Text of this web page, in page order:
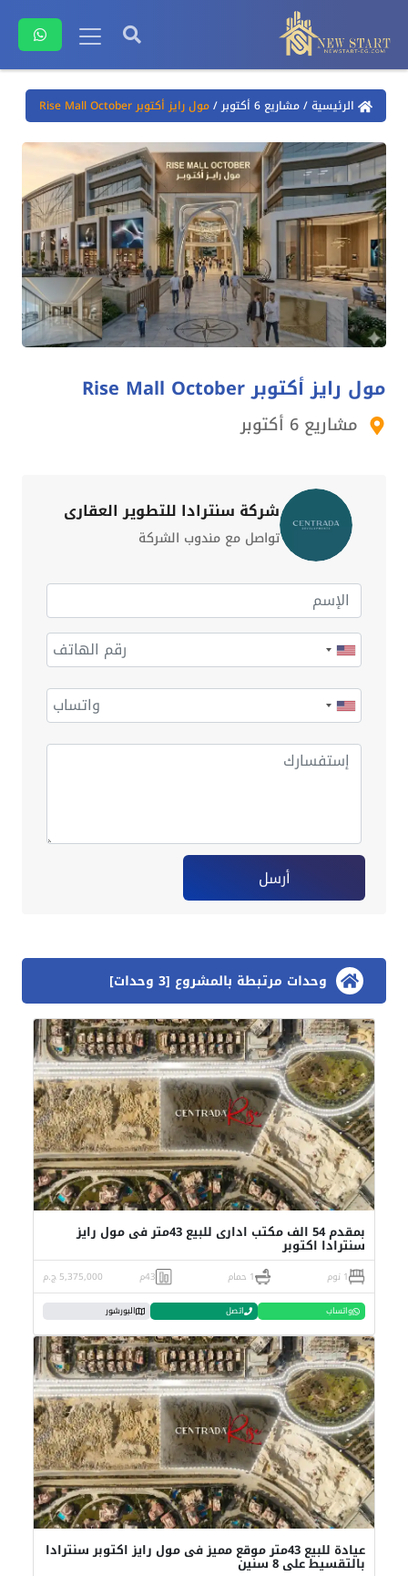
الرئيسية/مشاريع 6 أكتوبر /مول رايز أكتوبر Rise Mall October
مول رايز أكتوبر Rise Mall October
مشاريع 6 أكتوبر
شركة سنترادا للتطوير العقاري
تواصل مع مندوب الشركة
أرسل
وحدات مرتبطة بالمشروع [3 وحدات]
بمقدم 54 الف مكتب ادارى للبيع 43متر فى مول رايز
سنترادا اكتوبر
1 نوم 1 حمام 43م 5,375,000 ج.م
واتساب اتصل البورشور
عيادة للبيع 43متر موقع مميز فى مول رايز اكتوبر سنترادا
بالتقسيط على 8 سنين